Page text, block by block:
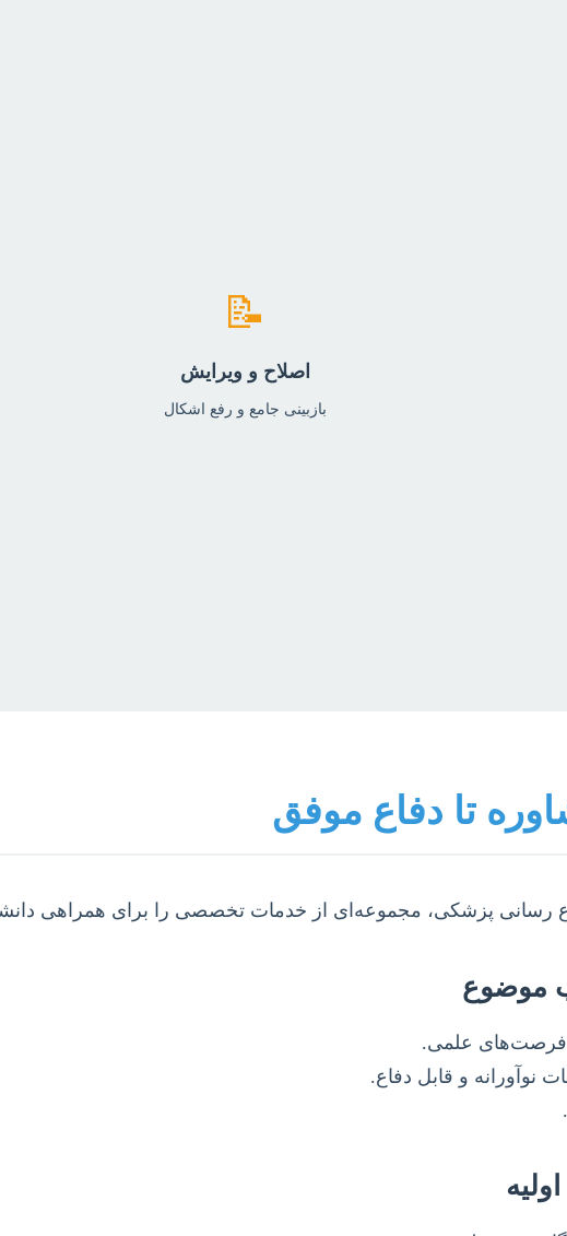
📝
اصلاح و ویرایش
بازبینی جامع و رفع اشکال
تا دفاع موفق
رسانی پزشکی، مجموعه‌ای از خدمات تخصصی را برای همراهی
موضوع
فرصت‌های علمی.
و قابل دفاع.